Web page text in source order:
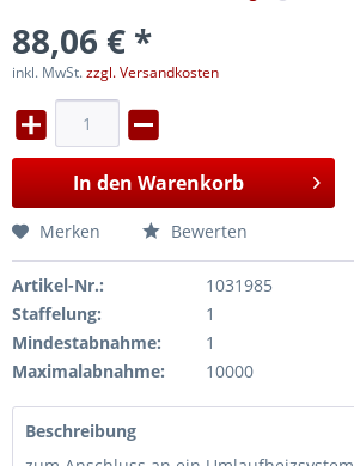
88,06 € *
inkl. MwSt.zzgl. Versandkosten
In den Warenkorb
Merken Bewerten
Artikel-Nr.:
1031985
Staffelung:
1
Mindestabnahme:
1
Maximalabnahme:
10000
Beschreibung